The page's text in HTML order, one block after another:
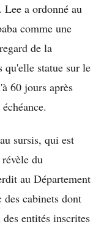
a ordonné au
comme une
de la
statue sur le
60 jours après
sursis, qui est
du
au Département
des cabinets dont
entités inscrites